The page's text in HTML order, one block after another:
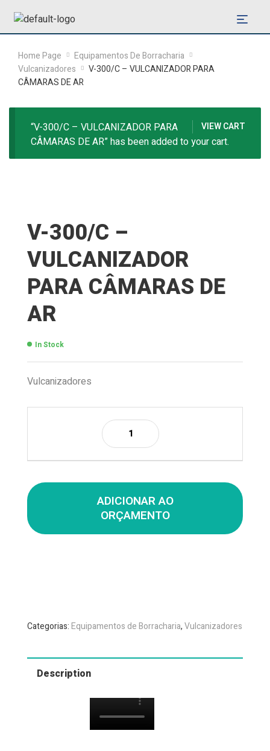
Home Page
Equipamentos De Borracharia
Vulcanizadores
V-300/C – VULCANIZADOR PARA
CÂMARAS DE AR
VIEW CART
“V-300/C – VULCANIZADOR PARA
CÂMARAS DE AR” has been added to your cart.
V-300/C –
VULCANIZADOR
PARA CÂMARAS DE
AR
In Stock
Vulcanizadores
ADICIONAR AO
ORÇAMENTO
Categorias:Equipamentos de Borracharia,Vulcanizadores
Description